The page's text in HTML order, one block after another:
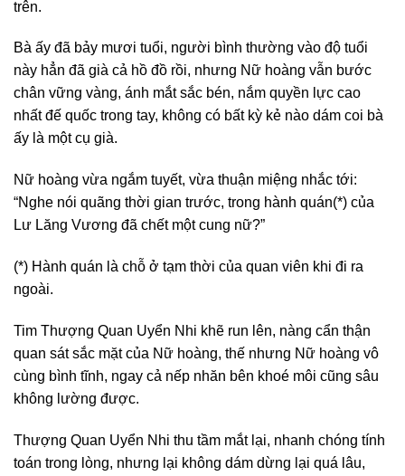
trên.
Bà ấy đã bảy mươi tuổi, người bình thường vào độ tuổi
này hẳn đã già cả hồ đồ rồi, nhưng Nữ hoàng vẫn bước
chân vững vàng, ánh mắt sắc bén, nắm quyền lực cao
nhất đế quốc trong tay, không có bất kỳ kẻ nào dám coi bà
ấy là một cụ già.
Nữ hoàng vừa ngắm tuyết, vừa thuận miệng nhắc tới:
“Nghe nói quãng thời gian trước, trong hành quán(*) của
Lư Lăng Vương đã chết một cung nữ?”
(*) Hành quán là chỗ ở tạm thời của quan viên khi đi ra
ngoài.
Tim Thượng Quan Uyển Nhi khẽ run lên, nàng cẩn thận
quan sát sắc mặt của Nữ hoàng, thế nhưng Nữ hoàng vô
cùng bình tĩnh, ngay cả nếp nhăn bên khoé môi cũng sâu
không lường được.
Thượng Quan Uyển Nhi thu tầm mắt lại, nhanh chóng tính
toán trong lòng, nhưng lại không dám dừng lại quá lâu,